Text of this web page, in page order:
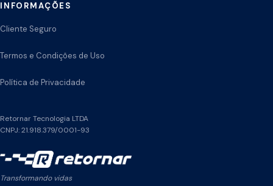
INFORMAÇÕES
Cliente Seguro
Termos e Condições de Uso
Política de Privacidade
Retornar Tecnologia LTDA
CNPJ: 21.918.379/0001-93
Transformando vidas